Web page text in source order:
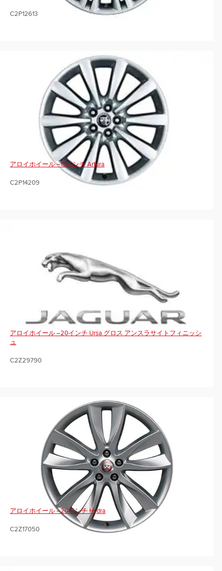
C2P12613
アロイホイール –19インチ Artura
C2P14209
アロイホイール –20インチ Ursa グロス アンスラサイトフィニッシ
ュ
C2Z29790
アロイホイール –20インチ Hydra
C2Z17050